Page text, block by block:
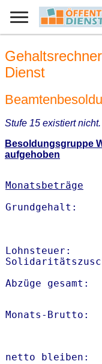
Dienst
Stufe 15 existiert
Besoldungsgruppe
aufgehoben
Monatsbeträge
Lohnsteuer:
Abzüge
netto